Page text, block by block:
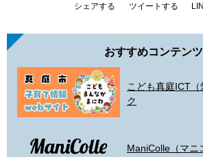
シェアする ツイートする
おすすめコンテンツ
こども真庭ICT
ク
ManiColle（マニ